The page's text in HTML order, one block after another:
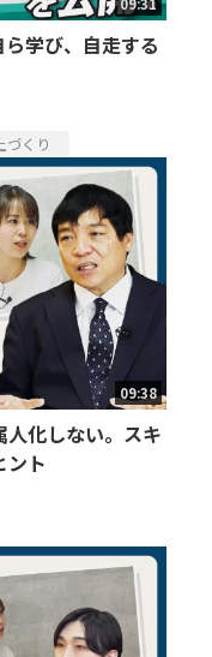
09:31
学び、自走する
づくり
09:38
化しない。スキ
ント